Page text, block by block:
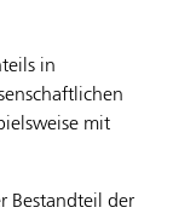
in
mit
Bestandteil der